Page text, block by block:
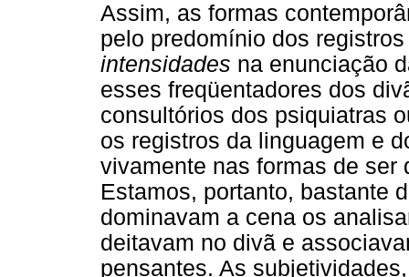
Assim, as formas
pelo predomínio dos
intensidades na enunciação
esses freqüentadores dos
consultórios dos psiquiatras
os registros da linguagem e
vivamente nas formas de ser
Estamos, portanto, bastante
dominavam a cena os
deitavam no divã e
pensantes. As